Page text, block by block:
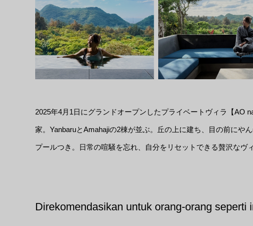
2025年4月1日にグランドオープンしたプライベートヴィラ【AO
家。YanbaruとAmahajiの2棟が並ぶ。丘の上に建ち、目の前にや
プールつき。日常の喧騒を忘れ、自分をリセットできる贅沢なヴ
Direkomendasikan untuk orang-orang seperti